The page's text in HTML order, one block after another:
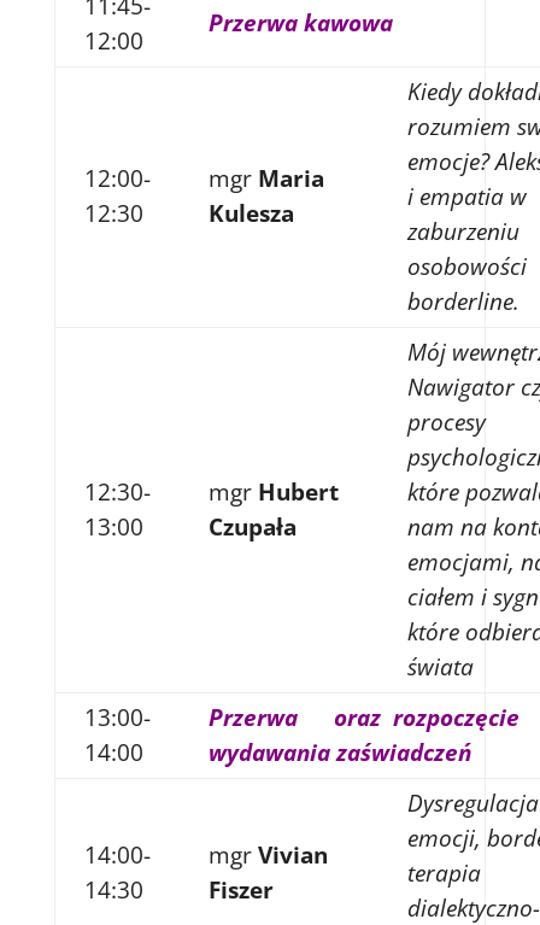
12:00
Przerwa kawowa
12:00-
12:30
mgr Maria
Kulesza
Kiedy
rozumiem
emocje?
i empatia w
zaburzeniu
osobowości
borderline.
12:30-
13:00
mgr Hubert
Czupała
Mój
Nawigator
procesy
które
nam na
emocjami,
ciałem i
które
świata
13:00-
14:00
Przerwa oraz rozpoczęcie
wydawania zaświadczeń
14:00-
14:30
mgr Vivian
Fiszer
Dysregulacja
emocji,
terapia
dialektyczno-